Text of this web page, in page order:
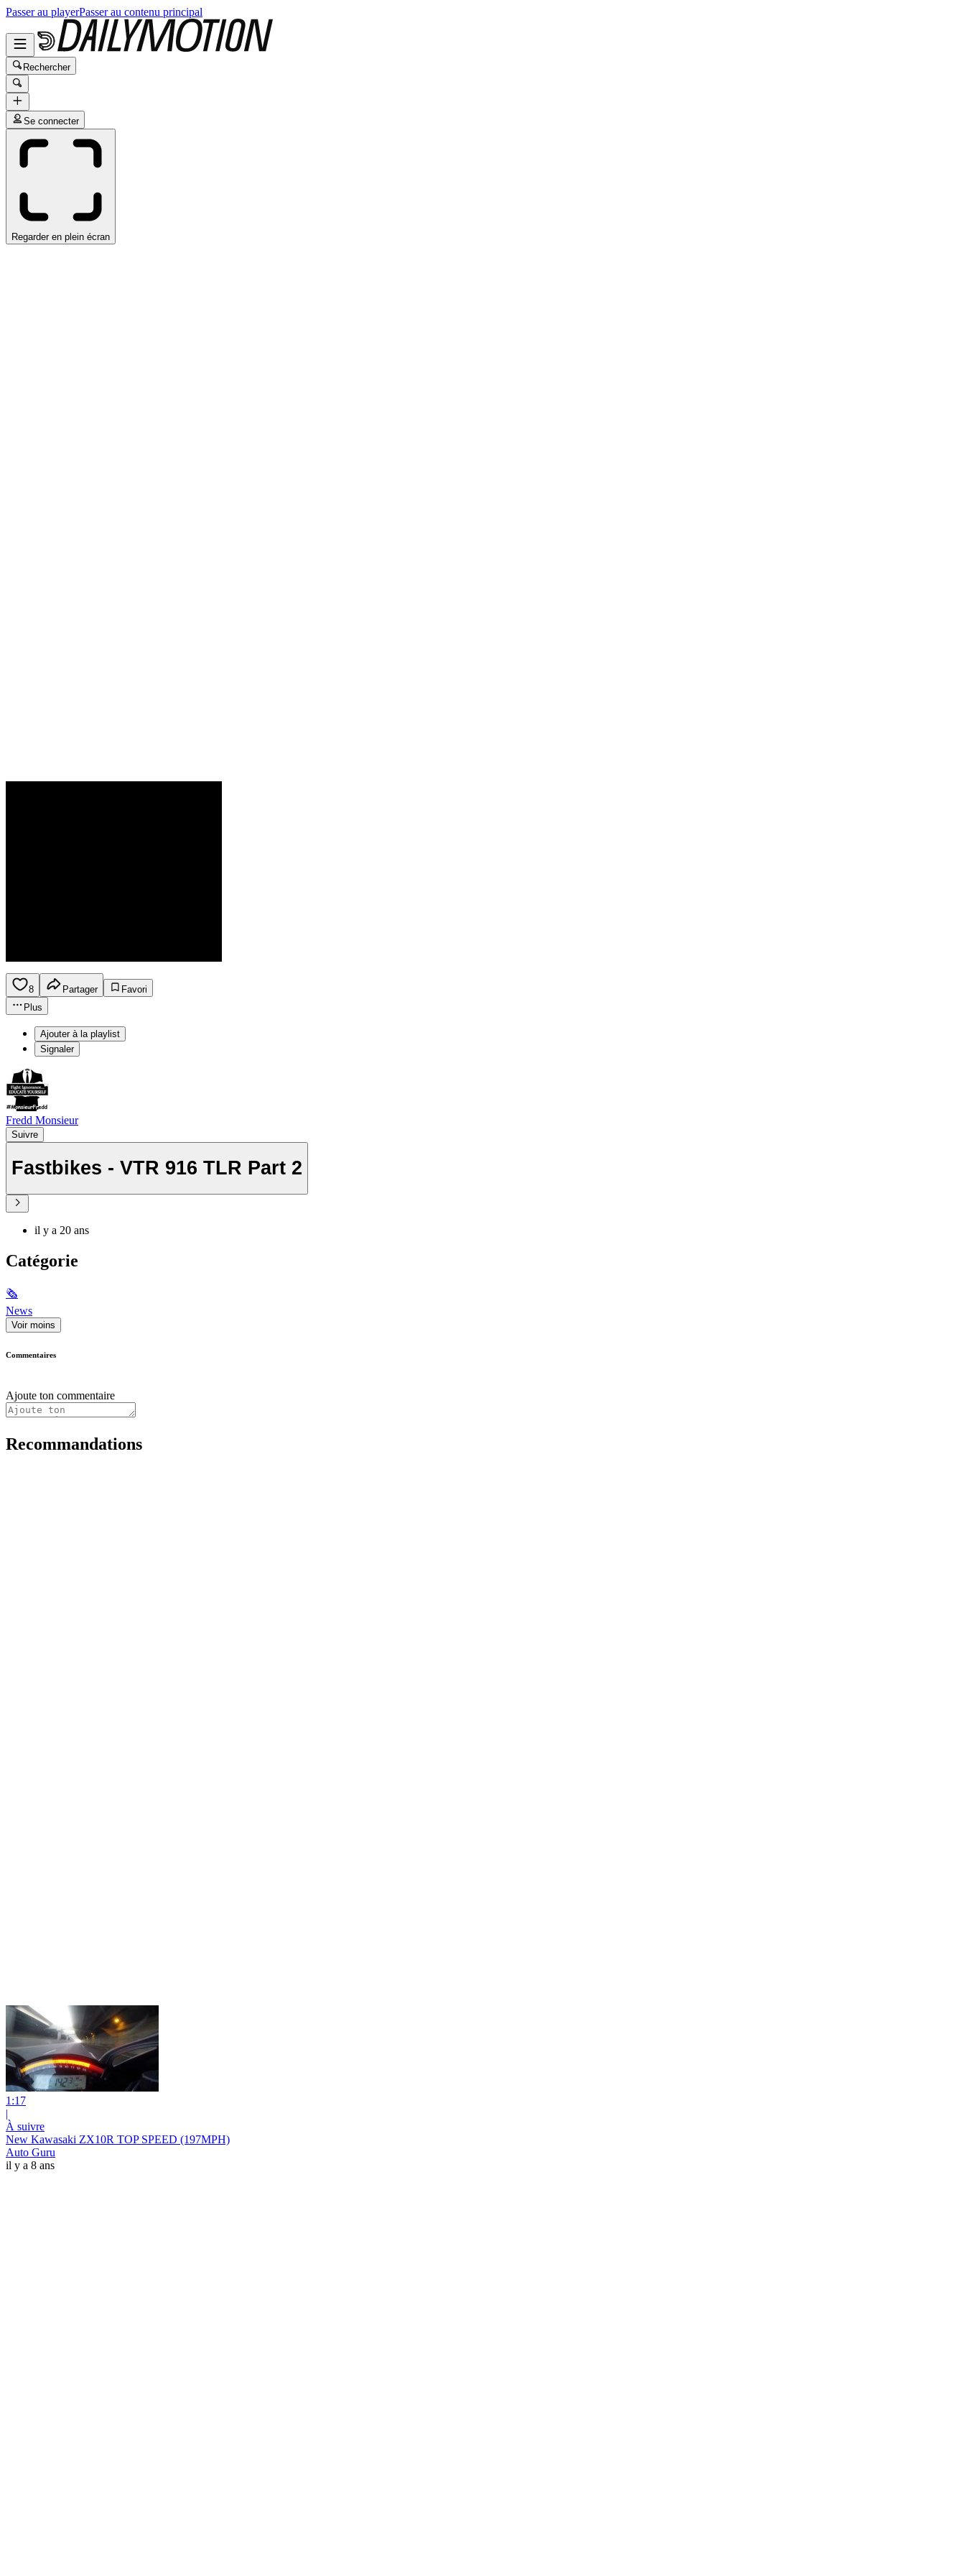
Passer au playerPasser au contenu principal
Rechercher
Se connecter
Regarder en plein écran
8 Partager
Favori
Plus
Ajouter à la playlist
Signaler
Fredd Monsieur
Suivre
Fastbikes - VTR 916 TLR Part 2
il y a 20 ans
Catégorie
🗞
News
Voir moins
Commentaires
Ajoute ton commentaire
Recommandations
1:17
|
À suivre
New Kawasaki ZX10R TOP SPEED (197MPH)
Auto Guru
il y a 8 ans